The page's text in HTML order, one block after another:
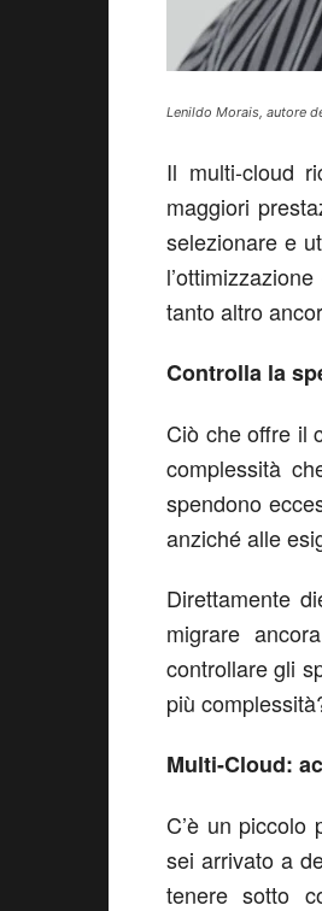
Lenildo Morais, autore
Il multi-cloud
maggiori
selezionare e
tanto altro
Controlla la
Ciò che offre il
complessità
spendono
anziché alle
Direttamente
migrare
controllare gli
più
Multi-Cloud:
C’è un piccolo
sei arrivato a
tenere sotto